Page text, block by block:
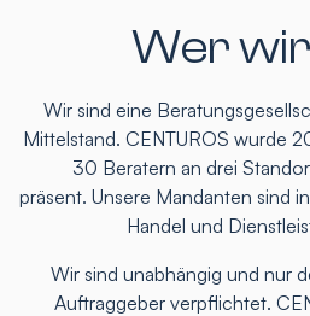
Wer
Wir sind eine
Mittelstand. CENTUROS wurde
30 Beratern an drei
präsent. Unsere Mandanten sind
Handel und
Wir sind unabhängig und nur
Auftraggeber verpflichtet.